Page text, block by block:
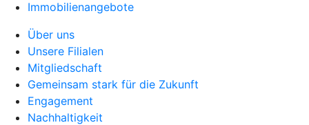
Immobilienangebote
Über uns
Unsere Filialen
Mitgliedschaft
Gemeinsam stark für die Zukunft
Engagement
Nachhaltigkeit